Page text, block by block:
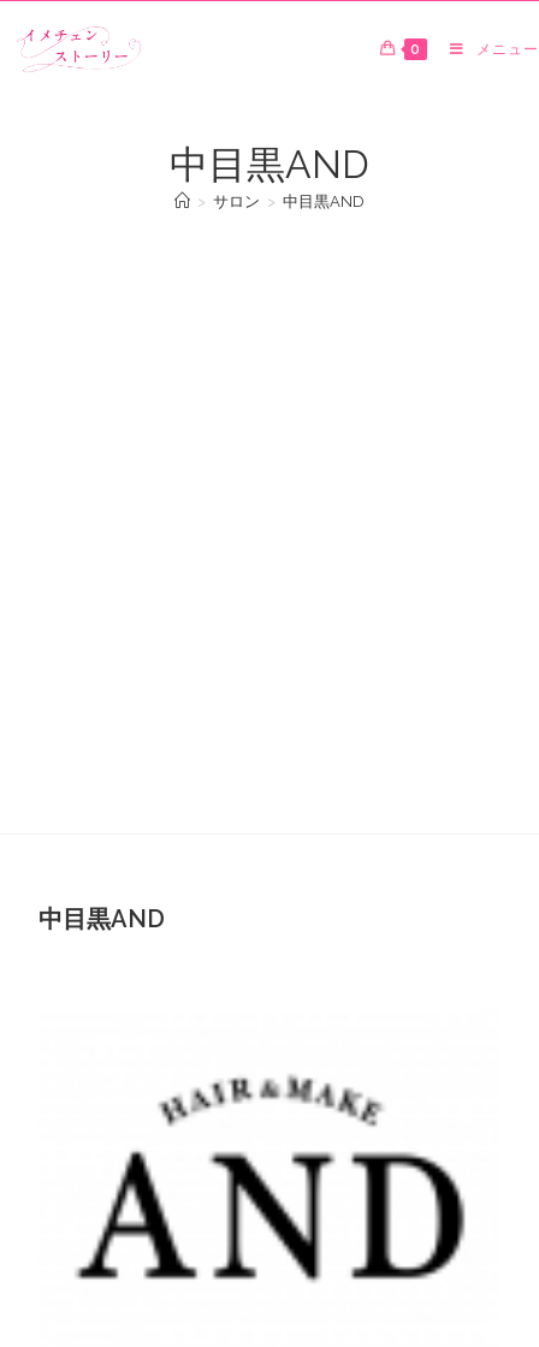
0 メニュー
中目黒AND
> サロン > 中目黒AND
中目黒AND